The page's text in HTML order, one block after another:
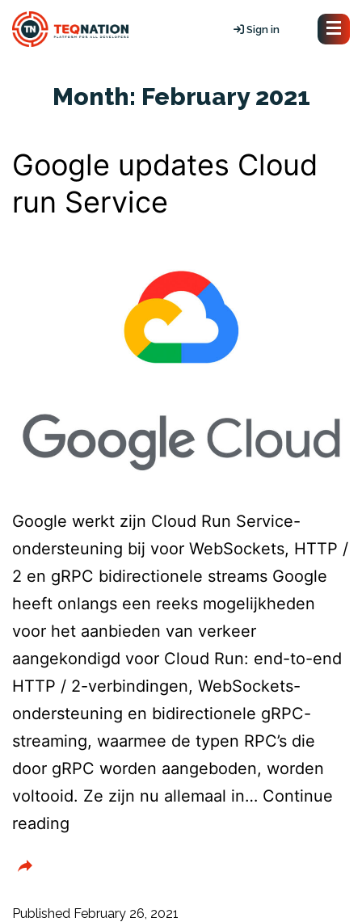
Sign in
Month: February 2021
Google updates Cloud
run Service
Google werkt zijn Cloud Run Service-
ondersteuning bij voor WebSockets, HTTP /
2 en gRPC bidirectionele streams Google
heeft onlangs een reeks mogelijkheden
voor het aanbieden van verkeer
aangekondigd voor Cloud Run: end-to-end
HTTP / 2-verbindingen, WebSockets-
ondersteuning en bidirectionele gRPC-
streaming, waarmee de typen RPC’s die
door gRPC worden aangeboden, worden
voltooid. Ze zijn nu allemaal in… Continue
reading
run
Published February 26, 2021